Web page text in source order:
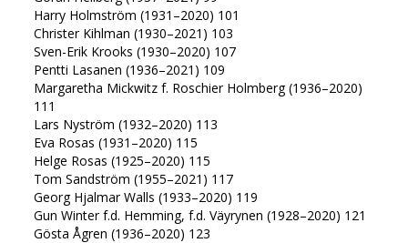
Harry Holmström (1931–2020) 101
Christer Kihlman (1930–2021) 103
Sven-Erik Krooks (1930–2020) 107
Pentti Lasanen (1936–2021) 109
Margaretha Mickwitz f. Roschier Holmberg (1936–2020)
111
Lars Nyström (1932–2020) 113
Eva Rosas (1931–2020) 115
Helge Rosas (1925–2020) 115
Tom Sandström (1955–2021) 117
Georg Hjalmar Walls (1933–2020) 119
Gun Winter f.d. Hemming, f.d. Väyrynen (1928–2020) 121
Gösta Ågren (1936–2020) 123